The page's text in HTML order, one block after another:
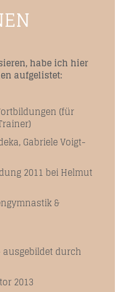
habe ich hier
aufgelistet:
(für
Gabriele Voigt-
2011 bei Helmut
&
durch
2013